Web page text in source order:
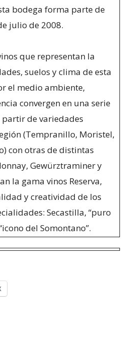
bodega forma parte de
julio de 2008.
que representan la
suelos y clima de esta
el medio ambiente,
convergen en una serie
de variedades
(Tempranillo, Moristel,
con otras de distintas
Gewürztraminer y
la gama vinos Reserva,
y creatividad de los
Secastilla, “puro
del Somontano”.